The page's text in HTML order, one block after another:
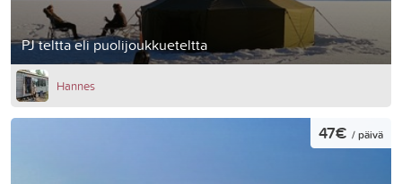
PJ teltta eli puolijoukkueteltta
Hannes
47€ / päivä